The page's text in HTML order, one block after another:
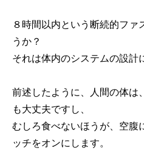
８時間以内という断続的ファ
うか？
それは体内のシステムの設計
前述したように、人間の体は
も大丈夫ですし、
むしろ食べないほうが、空腹
ッチをオンにします。